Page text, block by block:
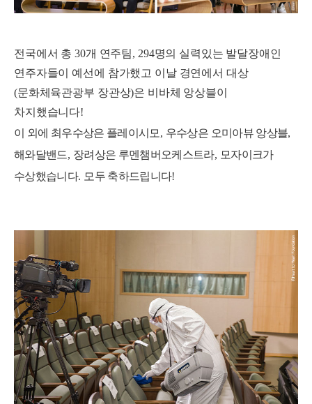
전국에서 총30개 연주팀, 294명의 실력있는 발달장애인
연주자들이 예선에 참가했고 이날 경연에서 대상
(문화체육관광부 장관상)은 비바체 앙상블이
차지했습니다!
이 외에 최우수상은 플레이시모 , 우수상은 오미아뷰 앙상블,
해와달밴드, 장려상은 루멘챔버오케스트라, 모자이크가
수상했습니다. 모두 축하드립니다!